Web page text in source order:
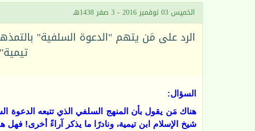
الخميس 03 نوفمبر 2016 - 3 صفر 1438هـ
الرد على مَن يتهم "الدعوة السلفية"
السؤال:
هناك مَن يقول بأن المنهج السلفي الذي تتبعه الدعوة
شيخ الإسلام ابن تيمية، ونادرًا ما يذكر آراءً أخرى!